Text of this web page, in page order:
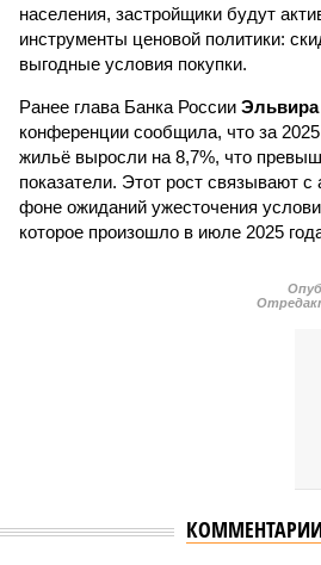
населения, застройщики будут
инструменты ценовой политики:
выгодные условия покупки.
Ранее глава Банка России
конференции сообщила, что за
жильё выросли на 8,7%, что
показатели. Этот рост связывают с
фоне ожиданий ужесточения
которое произошло в июле 2025